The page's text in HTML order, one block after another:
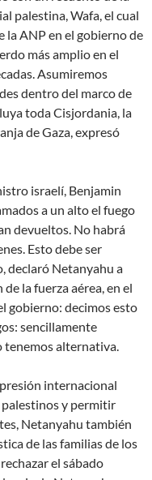
palestina, Wafa, el cual
ANP en el gobierno de
más amplio en el
Asumiremos
dentro del marco de
toda Cisjordania, la
de Gaza, expresó
israelí, Benjamin
a un alto el fuego
devueltos. No habrá
Esto debe ser
, declaró Netanyahu a
la fuerza aérea, en el
gobierno: decimos esto
sencillamente
tenemos alternativa.
internacional
palestinos y permitir
Netanyahu también
de las familias de los
el sábado